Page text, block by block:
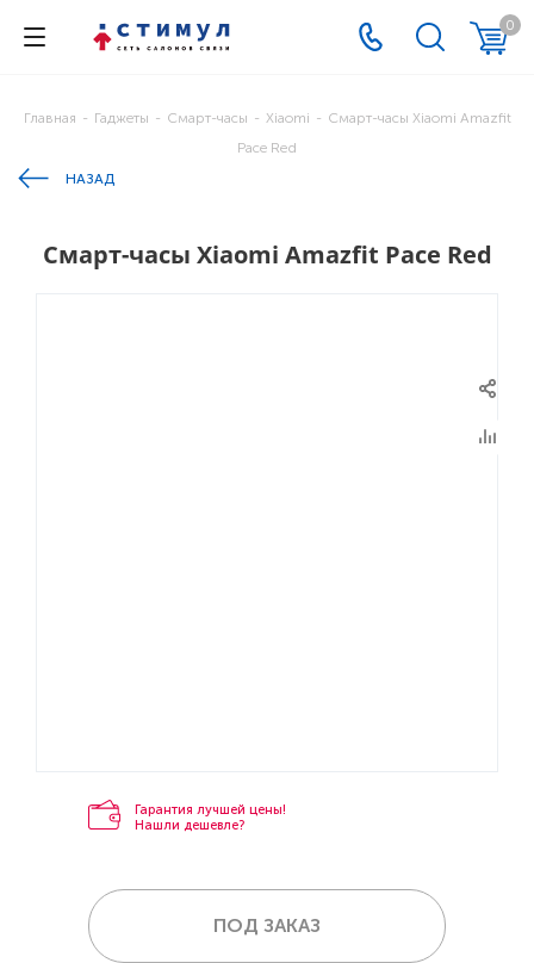
0
Главная - Гаджеты - Смарт-часы - Xiaomi - Смарт-часы Xiaomi Amazfit
Pace Red
НАЗАД
Смарт-часы Xiaomi Amazfit Pace Red
Гарантия лучшей цены!
Нашли дешевле?
ПОД ЗАКАЗ